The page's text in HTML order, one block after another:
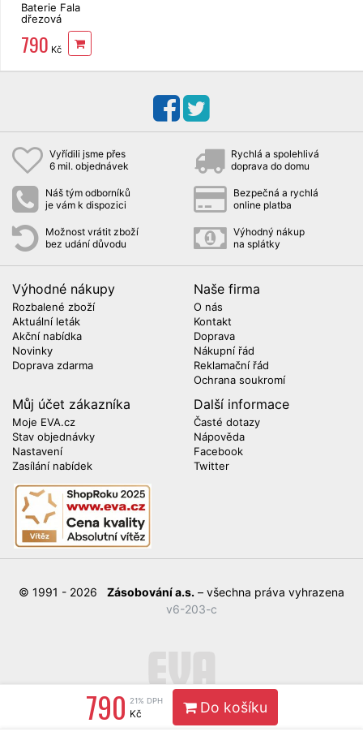
790 21% DPH
Kč Do košíku
Baterie Fala
dřezová
flexibilní, bílá
790 Kč
Vyřídili jsme přes
6 mil. objednávek
Rychlá a spolehlivá
doprava do domu
Náš tým odborníků
je vám k dispozici
Bezpečná a rychlá
online platba
Možnost vrátit zboží
bez udání důvodu
Výhodný nákup
na splátky
Výhodné nákupy
Rozbalené zboží
Aktuální leták
Akční nabídka
Novinky
Doprava zdarma
Naše firma
O nás
Kontakt
Doprava
Nákupní řád
Reklamační řád
Ochrana soukromí
Můj účet zákazníka
Moje EVA.cz
Stav objednávky
Nastavení
Zasílání nabídek
Další informace
Časté dotazy
Nápověda
Facebook
Twitter
© 1991 - 2026 Zásobování a.s. – všechna práva vyhrazena
v6-203-c